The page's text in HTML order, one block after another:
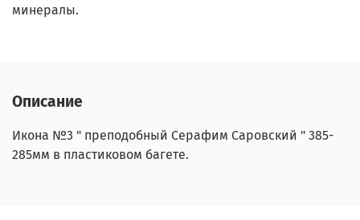
минералы.
Описание
Икона №3 " преподобный Серафим Саровский " 385-
285мм в пластиковом багете.